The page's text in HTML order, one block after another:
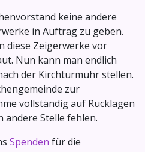
keine andere
in Auftrag zu geben.
diese Zeigerwerke vor
Nun kann man endlich
der Kirchturmuhr stellen.
zur
vollständig auf Rücklagen
andere Stelle fehlen.
Spenden für die